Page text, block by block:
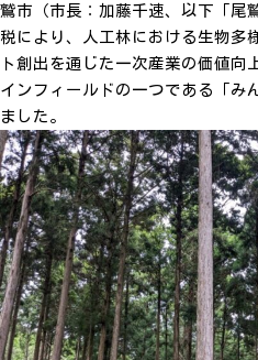
鷲市（市長：加藤千速、以下「尾
税により、人工林における生物多
ト創出を通じた一次産業の価値向
インフィールドの一つである「み
ました。